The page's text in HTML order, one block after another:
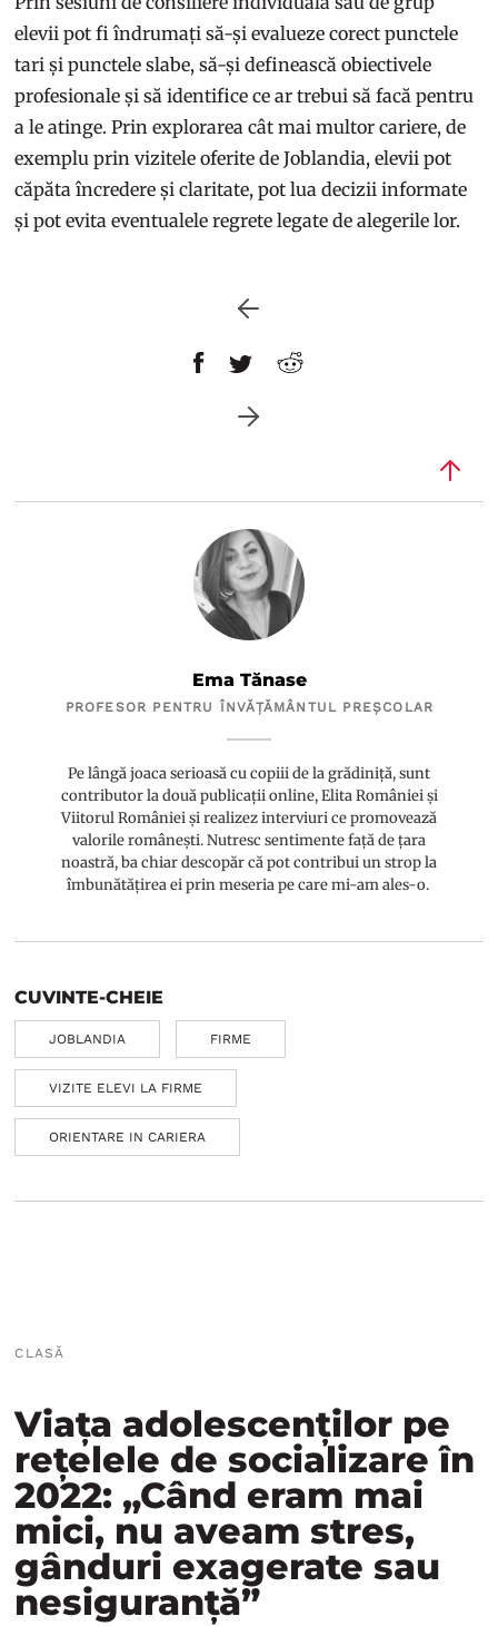
elevii pot fi îndrumați să-și evalueze corect punctele
tari și punctele slabe, să-și definească obiectivele
profesionale și să identifice ce ar trebui să facă pentru
a le atinge. Prin explorarea cât mai multor cariere, de
exemplu prin vizitele oferite de Joblandia, elevii pot
căpăta încredere și claritate, pot lua decizii informate
și pot evita eventualele regrete legate de alegerile lor.
Ema Tănase
PROFESOR PENTRU ÎNVĂȚĂMÂNTUL PREȘCOLAR
Pe lângă joaca serioasă cu copiii de la grădiniță, sunt
contributor la două publicații online, Elita României și
Viitorul României și realizez interviuri ce promovează
valorile românești. Nutresc sentimente față de țara
noastră, ba chiar descopăr că pot contribui un strop la
îmbunătățirea ei prin meseria pe care mi-am ales-o.
CUVINTE-CHEIE
JOBLANDIA FIRME
VIZITE ELEVI LA FIRME
ORIENTARE IN CARIERA
CLASĂ
Viața adolescenților pe
rețelele de socializare în
2022: „Când eram mai
mici, nu aveam stres,
gânduri exagerate sau
nesiguranță”